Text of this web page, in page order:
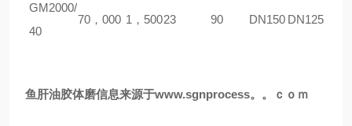
GM2000/
40
70，000 1，50023 90 DN150 DN125
鱼肝油胶体磨信息来源于www.sgnprocess。。ｃｏｍ